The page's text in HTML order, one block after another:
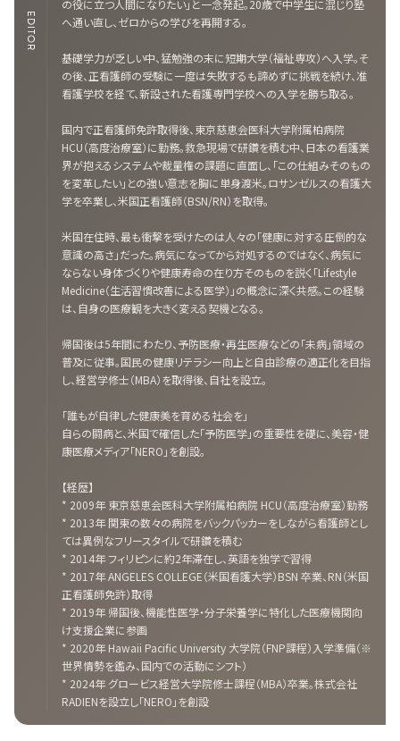
EDITOR
の役に立つ人間になりたい」と一念発起。20歳で中学生に混じり塾
へ通い直し、ゼロからの学びを再開する。
基礎学力が乏しい中、猛勉強の末に短期大学（福祉専攻）へ入学。そ
の後、正看護師の受験に一度は失敗するも諦めずに挑戦を続け、准
看護学校を経て、新設された看護専門学校への入学を勝ち取る。
国内で正看護師免許取得後、東京慈恵会医科大学附属柏病院
HCU（高度治療室）に勤務。救急現場で研鑽を積む中、日本の看護業
界が抱えるシステムや裁量権の課題に直面し、「この仕組みそのもの
を変革したい」との強い意志を胸に単身渡米。ロサンゼルスの看護大
学を卒業し、米国正看護師（BSN/RN）を取得。
米国在住時、最も衝撃を受けたのは人々の「健康に対する圧倒的な
意識の高さ」だった。病気になってから対処するのではなく、病気に
ならない身体づくりや健康寿命の在り方そのものを説く「Lifestyle
Medicine（生活習慣改善による医学）」の概念に深く共感。この経験
は、自身の医療観を大きく変える契機となる。
帰国後は5年間にわたり、予防医療・再生医療などの「未病」領域の
普及に従事。国民の健康リテラシー向上と自由診療の適正化を目指
し、経営学修士（MBA）を取得後、自社を設立。
「誰もが自律した健康美を育める社会を」
自らの闘病と、米国で確信した「予防医学」の重要性を礎に、美容・健
康医療メディア「NERO」を創設。
【経歴】
* 2009年 東京慈恵会医科大学附属柏病院 HCU（高度治療室）勤務
* 2013年 関東の数々の病院をバックパッカーをしながら看護師とし
ては異例なフリースタイルで研鑽を積む
* 2014年 フィリピンに約2年滞在し、英語を独学で習得
* 2017年 ANGELES COLLEGE（米国看護大学）BSN 卒業、RN（米国
正看護師免許）取得
* 2019年 帰国後、機能性医学・分子栄養学に特化した医療機関向
け支援企業に参画
* 2020年 Hawaii Pacific University 大学院（FNP課程）入学準備（※
世界情勢を鑑み、国内での活動にシフト）
* 2024年 グロービス経営大学院修士課程（MBA）卒業。株式会社
RADIENを設立し「NERO」を創設